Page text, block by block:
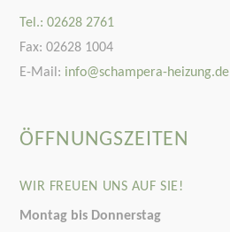
Tel.: 02628 2761
Fax: 02628 1004
E-Mail: info@schampera-heizung.de
ÖFFNUNGSZEITEN
WIR FREUEN UNS AUF SIE!
Montag bis Donnerstag